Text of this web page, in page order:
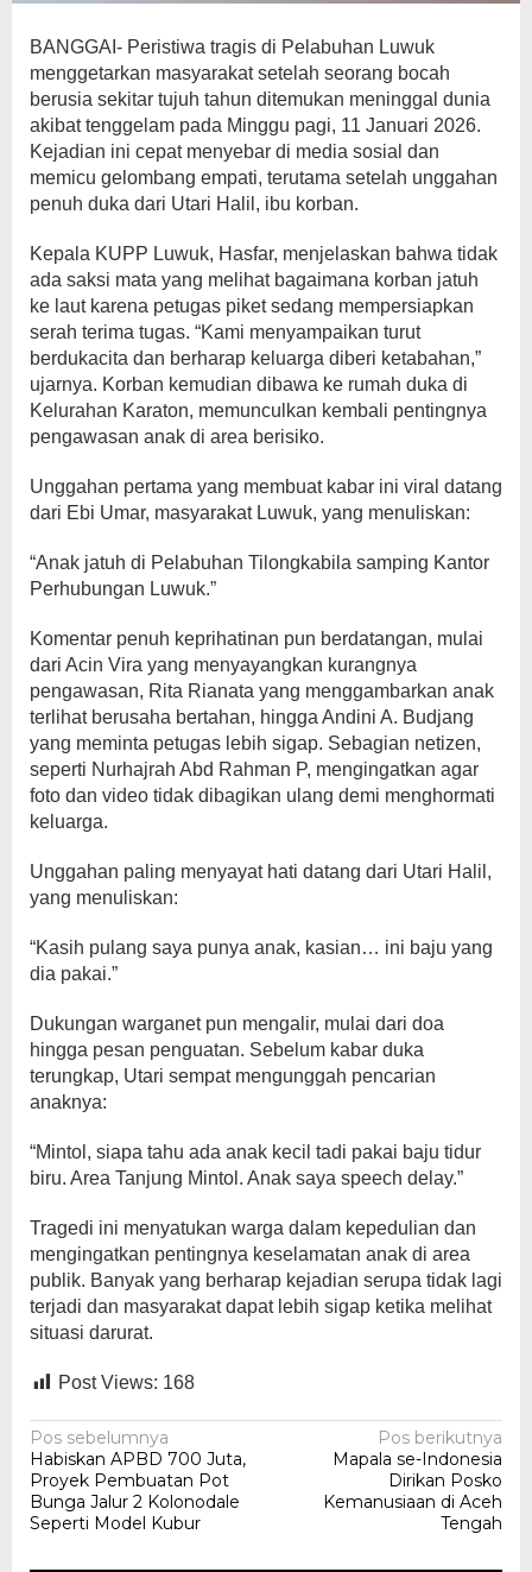
BANGGAI- Peristiwa tragis di Pelabuhan Luwuk
menggetarkan masyarakat setelah seorang bocah
berusia sekitar tujuh tahun ditemukan meninggal dunia
akibat tenggelam pada Minggu pagi, 11 Januari 2026.
Kejadian ini cepat menyebar di media sosial dan
memicu gelombang empati, terutama setelah unggahan
penuh duka dari Utari Halil, ibu korban.
Kepala KUPP Luwuk, Hasfar, menjelaskan bahwa tidak
ada saksi mata yang melihat bagaimana korban jatuh
ke laut karena petugas piket sedang mempersiapkan
serah terima tugas. “Kami menyampaikan turut
berdukacita dan berharap keluarga diberi ketabahan,”
ujarnya. Korban kemudian dibawa ke rumah duka di
Kelurahan Karaton, memunculkan kembali pentingnya
pengawasan anak di area berisiko.
Unggahan pertama yang membuat kabar ini viral datang
dari Ebi Umar, masyarakat Luwuk, yang menuliskan:
“Anak jatuh di Pelabuhan Tilongkabila samping Kantor
Perhubungan Luwuk.”
Komentar penuh keprihatinan pun berdatangan, mulai
dari Acin Vira yang menyayangkan kurangnya
pengawasan, Rita Rianata yang menggambarkan anak
terlihat berusaha bertahan, hingga Andini A. Budjang
yang meminta petugas lebih sigap. Sebagian netizen,
seperti Nurhajrah Abd Rahman P, mengingatkan agar
foto dan video tidak dibagikan ulang demi menghormati
keluarga.
Unggahan paling menyayat hati datang dari Utari Halil,
yang menuliskan:
“Kasih pulang saya punya anak, kasian… ini baju yang
dia pakai.”
Dukungan warganet pun mengalir, mulai dari doa
hingga pesan penguatan. Sebelum kabar duka
terungkap, Utari sempat mengunggah pencarian
anaknya:
“Mintol, siapa tahu ada anak kecil tadi pakai baju tidur
biru. Area Tanjung Mintol. Anak saya speech delay.”
Tragedi ini menyatukan warga dalam kepedulian dan
mengingatkan pentingnya keselamatan anak di area
publik. Banyak yang berharap kejadian serupa tidak lagi
terjadi dan masyarakat dapat lebih sigap ketika melihat
situasi darurat.
Post Views: 168
Navigasi
pos
Pos sebelumnya
Habiskan APBD 700 Juta,
Proyek Pembuatan Pot
Bunga Jalur 2 Kolonodale
Seperti Model Kubur
Pos berikutnya
Mapala se-Indonesia
Dirikan Posko
Kemanusiaan di Aceh
Tengah